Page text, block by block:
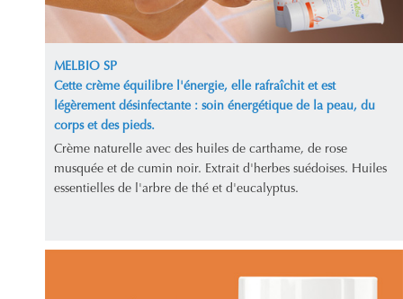
MELBIO SP
Cette crème équilibre l'énergie, elle rafraîchit et est
légèrement désinfectante : soin énergétique de la peau, du
corps et des pieds.
Crème naturelle avec des huiles de carthame, de rose
musquée et de cumin noir. Extrait d'herbes suédoises. Huiles
essentielles de l'arbre de thé et d'eucalyptus.